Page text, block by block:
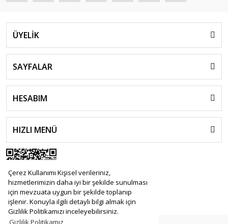
Çerez Kullanımı Kişisel verileriniz,
hizmetlerimizin daha iyi bir şekilde sunulması
için mevzuata uygun bir şekilde toplanıp
işlenir. Konuyla ilgili detaylı bilgi almak için
Gizlilik Politikamızı inceleyebilirsiniz.
ÜYELİK
SAYFALAR
HESABIM
HIZLI MENÜ